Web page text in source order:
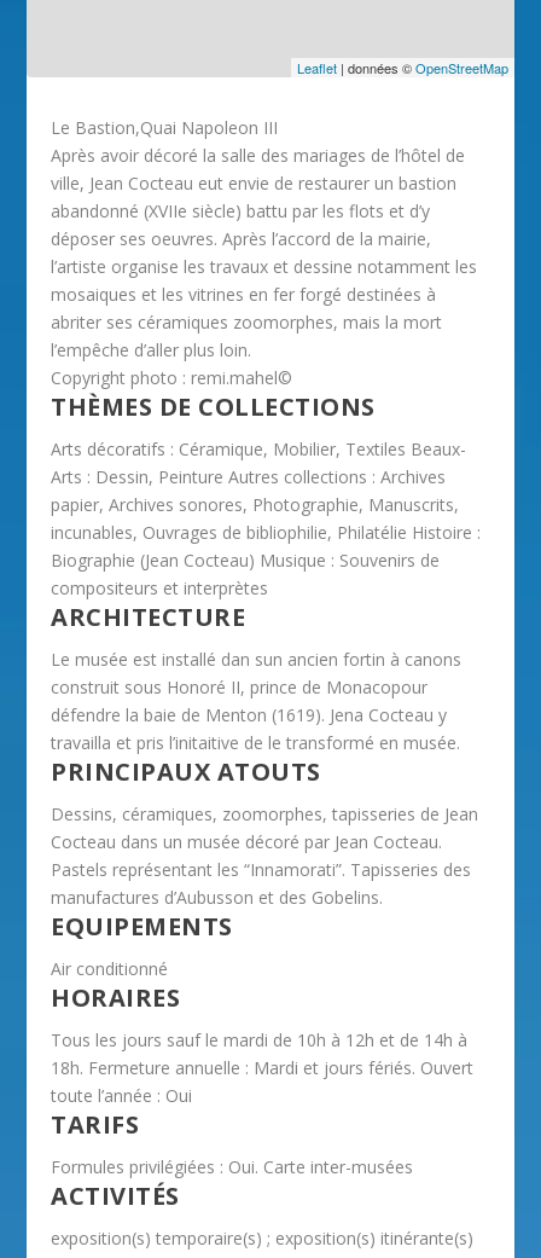
Leaflet| données ©OpenStreetMap
Le Bastion,Quai Napoleon III
Après avoir décoré la salle des mariages de l’hôtel de
ville, Jean Cocteau eut envie de restaurer un bastion
abandonné (XVIIe siècle) battu par les flots et d’y
déposer ses oeuvres. Après l’accord de la mairie,
l’artiste organise les travaux et dessine notamment les
mosaiques et les vitrines en fer forgé destinées à
abriter ses céramiques zoomorphes, mais la mort
l’empêche d’aller plus loin.
Copyright photo : remi.mahel©
THÈMES DE COLLECTIONS
Arts décoratifs : Céramique, Mobilier, Textiles Beaux-
Arts : Dessin, Peinture Autres collections : Archives
papier, Archives sonores, Photographie, Manuscrits,
incunables, Ouvrages de bibliophilie, Philatélie Histoire :
Biographie (Jean Cocteau) Musique : Souvenirs de
compositeurs et interprètes
ARCHITECTURE
Le musée est installé dan sun ancien fortin à canons
construit sous Honoré II, prince de Monacopour
défendre la baie de Menton (1619). Jena Cocteau y
travailla et pris l’initaitive de le transformé en musée.
PRINCIPAUX ATOUTS
Dessins, céramiques, zoomorphes, tapisseries de Jean
Cocteau dans un musée décoré par Jean Cocteau.
Pastels représentant les “Innamorati”. Tapisseries des
manufactures d’Aubusson et des Gobelins.
EQUIPEMENTS
Air conditionné
HORAIRES
Tous les jours sauf le mardi de 10h à 12h et de 14h à
18h. Fermeture annuelle : Mardi et jours fériés. Ouvert
toute l’année : Oui
TARIFS
Formules privilégiées : Oui. Carte inter-musées
ACTIVITÉS
exposition(s) temporaire(s) ; exposition(s) itinérante(s)